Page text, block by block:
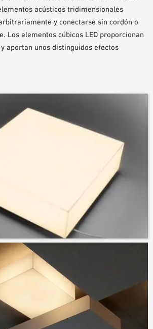
acústicos tridimensionales
y conectarse sin cordón o
Los elementos cúbicos LED proporcionan
aportan unos distinguidos efectos